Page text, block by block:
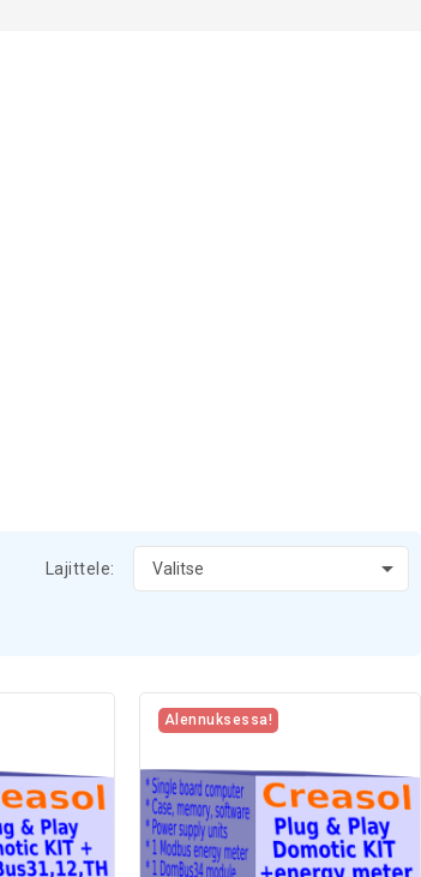
Lajittele: Valitse 
Alennuksessa!